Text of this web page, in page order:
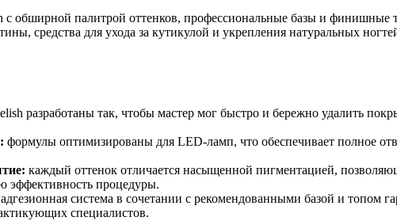
с обширной палитрой оттенков, профессиональные базы и
средства для ухода за кутикулой и укрепления натуральных
разработаны так, чтобы мастер мог быстро и бережно удалить
формулы оптимизированы для LED-ламп, что обеспечивает полное
каждый оттенок отличается насыщенной пигментацией,
эффективность процедуры.
система в сочетании с рекомендованными базой и топом
специалистов.